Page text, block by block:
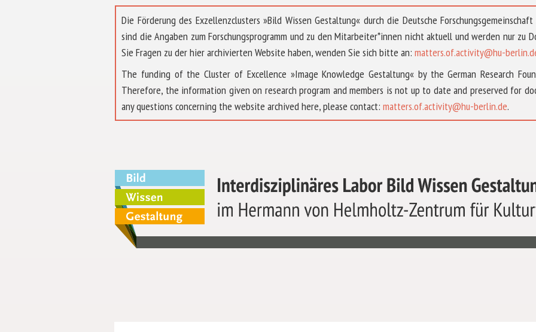
Die Förderung des Exzellenzclusters »Bild Wissen Gestaltung« durch die Deutsche
sind die Angaben zum Forschungsprogramm und zu den Mitarbeiter*innen nicht aktuell und werden nur zu
Sie Fragen zu der hier archivierten Website haben, wenden Sie sich bitte an: matters.of.activity@hu-
The funding of the Cluster of Excellence »Image Knowledge Gestaltung« by the German Research
Therefore, the information given on research program and members is not up to date and preserved for
any questions concerning the website archived here, please contact: matters.of.activity@hu-berlin.de.